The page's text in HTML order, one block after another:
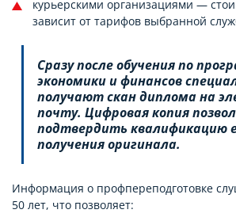
курьерскими организациями —
зависит от тарифов выбранной
Сразу после обучения по
экономики и финансов
получают скан диплома на
почту. Цифровая копия
подтвердить квалификацию
получения оригинала.
Информация о профпереподготовке
50 лет, что позволяет: